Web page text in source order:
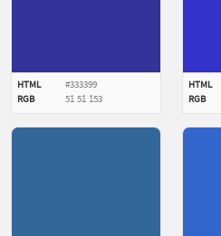
HTML
#333399
RGB
51 51 153
HTML
RGB